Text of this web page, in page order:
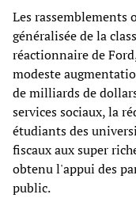
Les
généralisée de la
réactionnaire de
modeste
de milliards de
services sociaux, la
étudiants des
fiscaux aux super
obtenu l'appui des
public.